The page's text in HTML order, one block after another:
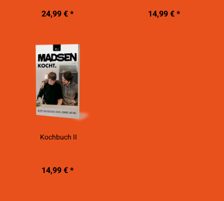
24,99 € * 14,99 € *
Kochbuch II
14,99 € *